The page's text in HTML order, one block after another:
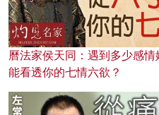
曆法家侯天同：遇到多少感
能看透你的七情六欲？